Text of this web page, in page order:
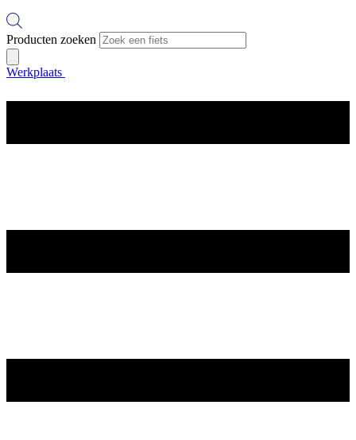
Producten zoeken
Werkplaats